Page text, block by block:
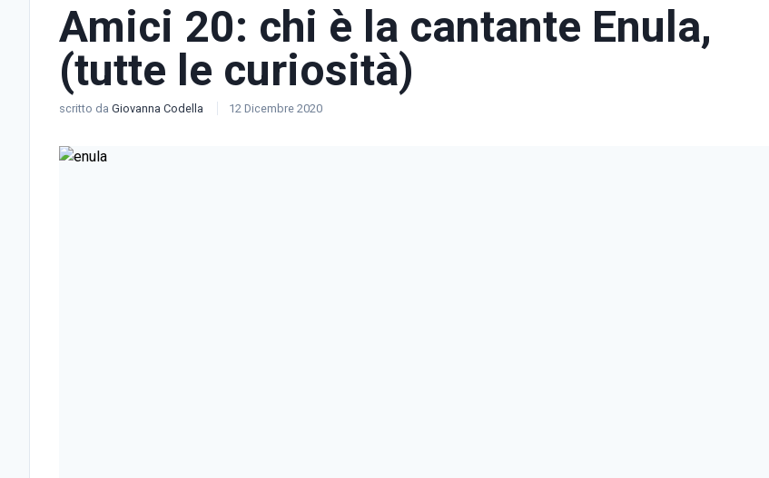
Amici 20: chi è la cantante Enula,
(tutte le curiosità)
scritto da Giovanna Codella 12 Dicembre 2020